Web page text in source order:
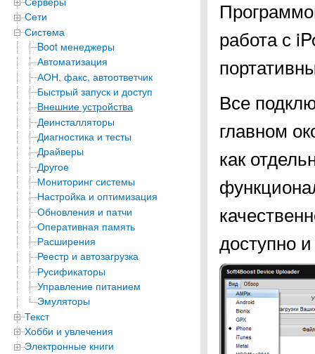
Сети
Система
Boot менеджеры
Автоматизация
АОН, факс, автоответчик
Быстрый запуск и доступ
Внешние устройства
Деинсталляторы
Диагностика и тесты
Драйверы
Другое
Мониторинг системы
Настройка и оптимизация
Обновления и патчи
Оперативная память
Расширения
Реестр и автозагрузка
Русификаторы
Управление питанием
Эмуляторы
Текст
Хобби и увлечения
Электронные книги
работа с
Все
главном
как
доступно